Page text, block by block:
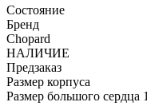
Состояние
Бренд
Chopard
НАЛИЧИЕ
Предзаказ
Размер корпуса
Размер большого сердца